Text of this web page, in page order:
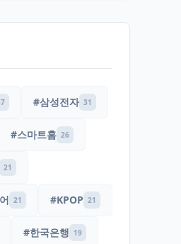
#삼성전자 31
#스마트홈 26
21
21 #KPOP 21
#한국은행 19